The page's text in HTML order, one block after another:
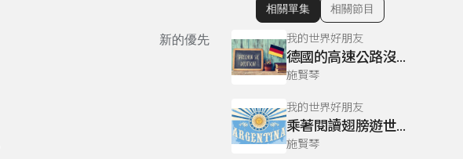
新的優先
顯示相關單集
相關單集 相關節目
我的世界好朋友
德國的高速公路沒有速限？
施賢琴
我的世界好朋友
乘著閱讀翅膀遊世界～桃園外社國小（下）
施賢琴